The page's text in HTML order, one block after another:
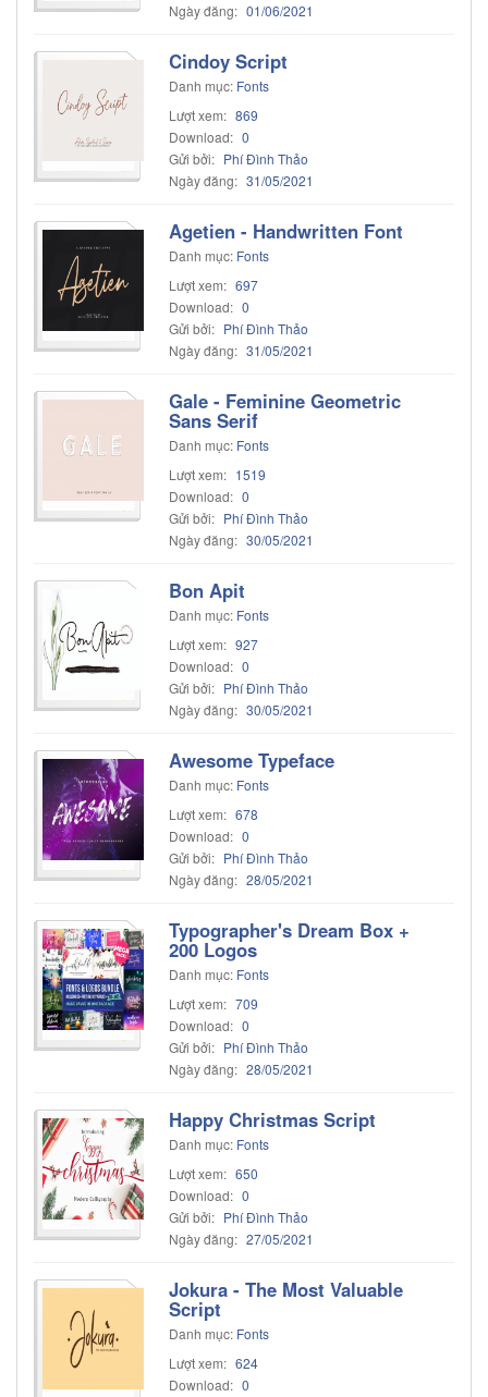
Ngày đăng: 01/06/2021
Cindoy Script
Danh mục: Fonts
Lượt xem: 869
Download: 0
Gửi bởi: Phí Đình Thảo
Ngày đăng: 31/05/2021
Agetien - Handwritten Font
Danh mục: Fonts
Lượt xem: 697
Download: 0
Gửi bởi: Phí Đình Thảo
Ngày đăng: 31/05/2021
Gale - Feminine Geometric
Sans Serif
Danh mục: Fonts
Lượt xem: 1519
Download: 0
Gửi bởi: Phí Đình Thảo
Ngày đăng: 30/05/2021
Bon Apit
Danh mục: Fonts
Lượt xem: 927
Download: 0
Gửi bởi: Phí Đình Thảo
Ngày đăng: 30/05/2021
Awesome Typeface
Danh mục: Fonts
Lượt xem: 678
Download: 0
Gửi bởi: Phí Đình Thảo
Ngày đăng: 28/05/2021
Typographer's Dream Box +
200 Logos
Danh mục: Fonts
Lượt xem: 709
Download: 0
Gửi bởi: Phí Đình Thảo
Ngày đăng: 28/05/2021
Happy Christmas Script
Danh mục: Fonts
Lượt xem: 650
Download: 0
Gửi bởi: Phí Đình Thảo
Ngày đăng: 27/05/2021
Jokura - The Most Valuable
Script
Danh mục: Fonts
Lượt xem: 624
Download: 0